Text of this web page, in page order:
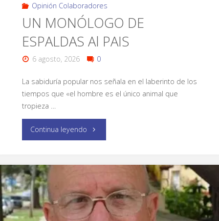
Opinión Colaboradores
UN MONÓLOGO DE
ESPALDAS Al PAIS
6 agosto, 2026 0
La sabiduría popular nos señala en el laberinto de los
tiempos que «el hombre es el único animal que
tropieza …
Continua leyendo